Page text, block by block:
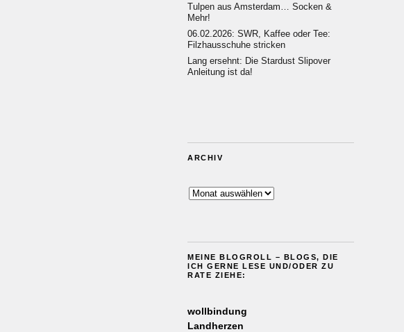
Tulpen aus Amsterdam… Socken &
Mehr!
06.02.2026: SWR, Kaffee oder Tee:
Filzhausschuhe stricken
Lang ersehnt: Die Stardust Slipover
Anleitung ist da!
ARCHIV
Archiv
MEINE BLOGROLL – BLOGS, DIE
ICH GERNE LESE UND/ODER ZU
RATE ZIEHE:
wollbindung
Landherzen